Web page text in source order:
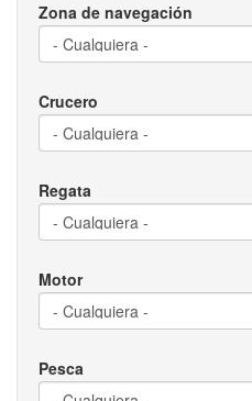
Zona de navegación
Crucero
Regata
Motor
Pesca